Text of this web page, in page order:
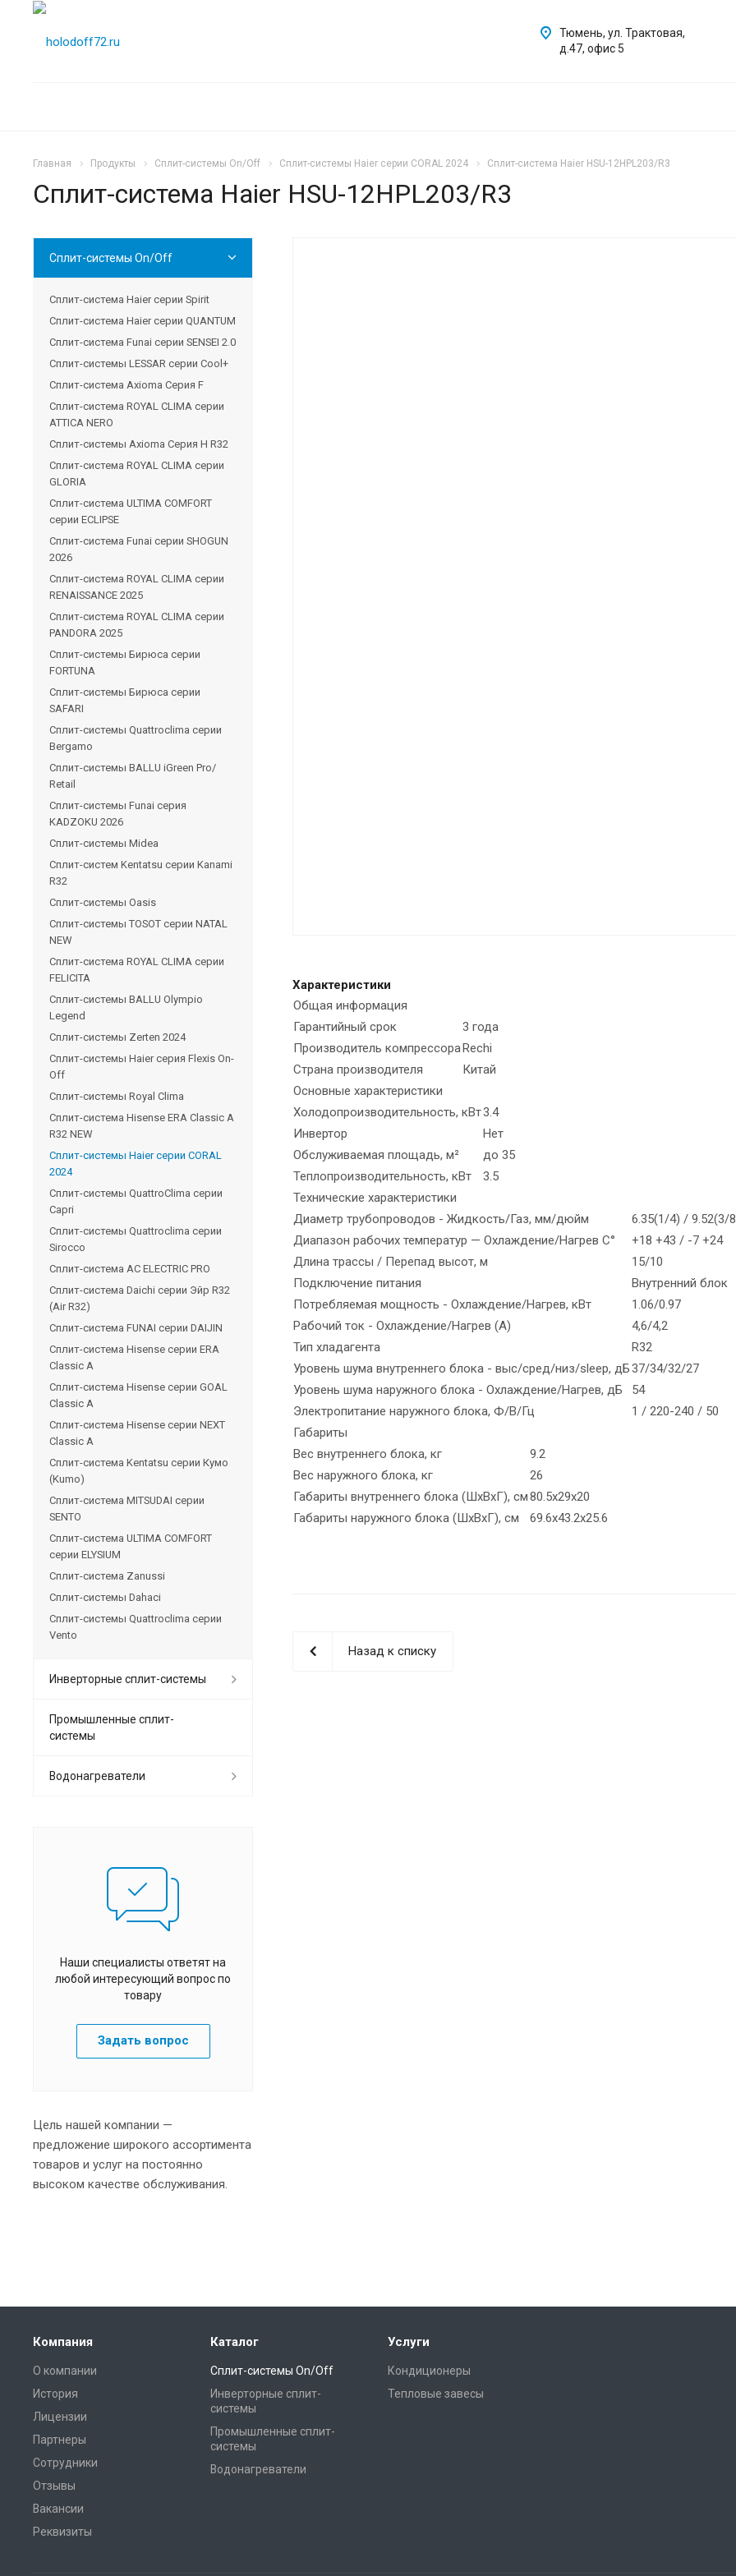
Тюмень, ул. Трактовая,
д.47, офис 5
Главная Продукты Сплит-системы On/Off Сплит-системы Haier cерии CORAL 2024 Сплит-система Haier HSU-12HPL203/R3
Сплит-система Haier HSU-12HPL203/R3
Характеристики
Общая информация
Гарантийный срок
3 года
Производитель компрессораRechi
Страна производителя
Китай
Основные характеристики
Холодопроизводительность, кВт3.4
Инвертор
Нет
Обслуживаемая площадь, м²
до 35
Теплопроизводительность, кВт
3.5
Технические характеристики
Диаметр трубопроводов - Жидкость/Газ, мм/дюйм
6.35(1/4) / 9.52(3/
Диапазон рабочих температур — Охлаждение/Нагрев С°
+18 +43 / -7 +24
Длина трассы / Перепад высот, м
15/10
Подключение питания
Внутренний блок
Потребляемая мощность - Охлаждение/Нагрев, кВт
1.06/0.97
Рабочий ток - Охлаждение/Нагрев (А)
4,6/4,2
Тип хладагента
R32
Уровень шума внутреннего блока - выс/сред/низ/sleep, дБ37/34/32/27
Уровень шума наружного блока - Охлаждение/Нагрев, дБ
54
Электропитание наружного блока, Ф/В/Гц
1 / 220-240 / 50
Габариты
Вес внутреннего блока, кг
9.2
Вес наружного блока, кг
26
Габариты внутреннего блока (ШхВхГ), см80.5х29х20
Габариты наружного блока (ШхВхГ), см
69.6х43.2х25.6
Назад к списку
Сплит-системы On/Off
Сплит-система Haier серии Spirit
Сплит-система Haier серии QUANTUM
Сплит-система Funai серии SENSEI 2.0
Сплит-системы LESSAR серии Cool+
Сплит-система Axioma Серия F
Сплит-система ROYAL CLIMA серии
ATTICA NERO
Сплит-системы Axioma Серия H R32
Сплит-система ROYAL CLIMA серии
GLORIA
Сплит-система ULTIMA COMFORT
серии ECLIPSE
Сплит-система Funai серии SHOGUN
2026
Сплит-система ROYAL CLIMA серии
RENAISSANCE 2025
Сплит-система ROYAL CLIMA серии
PANDORA 2025
Сплит-системы Бирюса серии
FORTUNA
Сплит-системы Бирюса серии
SAFARI
Сплит-системы Quattroclima серии
Bergamo
Сплит-системы BALLU iGreen Pro/
Retail
Сплит-системы Funai серия
KADZOKU 2026
Сплит-системы Midea
Сплит-систем Kentatsu серии Kanami
R32
Сплит-системы Oasis
Сплит-системы TOSOT серии NATAL
NEW
Сплит-система ROYAL CLIMA серии
FELICITA
Сплит-системы BALLU Olympio
Legend
Сплит-системы Zerten 2024
Сплит-системы Haier серия Flexis On-
Off
Сплит-системы Royal Clima
Сплит-система Hisense ERA Classic A
R32 NEW
Сплит-системы Haier cерии CORAL
2024
Сплит-системы QuattroClima серии
Capri
Сплит-системы Quattroclima серии
Sirocco
Сплит-система AC ELECTRIC PRO
Сплит-система Daichi серии Эйр R32
(Air R32)
Сплит-система FUNAI серии DAIJIN
Сплит-система Hisense серии ERA
Classic A
Сплит-система Hisense серии GOAL
Classic A
Сплит-система Hisense серии NEXT
Classic A
Сплит-система Kentatsu серии Кумо
(Kumo)
Сплит-система MITSUDAI серии
SENTO
Сплит-система ULTIMA COMFORT
серии ELYSIUM
Сплит-система Zanussi
Сплит-системы Dahaci
Сплит-системы Quattroclima серии
Vento
Инверторные сплит-системы
Промышленные сплит-
системы
Водонагреватели
Наши специалисты ответят на
любой интересующий вопрос по
товару
Задать вопрос
Цель нашей компании —
предложение широкого ассортимента
товаров и услуг на постоянно
высоком качестве обслуживания.
Компания
О компании
История
Лицензии
Партнеры
Сотрудники
Отзывы
Вакансии
Реквизиты
Каталог
Сплит-системы On/Off
Инверторные сплит-
системы
Промышленные сплит-
системы
Водонагреватели
Услуги
Кондиционеры
Тепловые завесы